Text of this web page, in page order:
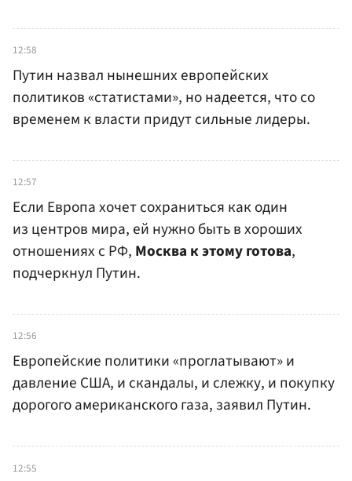
12:58
Путин назвал нынешних европейских
политиков «статистами», но надеется, что со
временем к власти придут сильные лидеры.
12:57
Если Европа хочет сохраниться как один
из центров мира, ей нужно быть в хороших
отношениях с РФ, Москва к этому готова,
подчеркнул Путин.
12:56
Европейские политики «проглатывают» и
давление США, и скандалы, и слежку, и покупку
дорогого американского газа, заявил Путин.
12:55